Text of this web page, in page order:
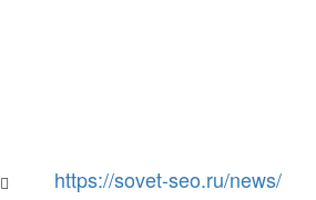
https://sovet-seo.ru/news/
Toggle Navigation